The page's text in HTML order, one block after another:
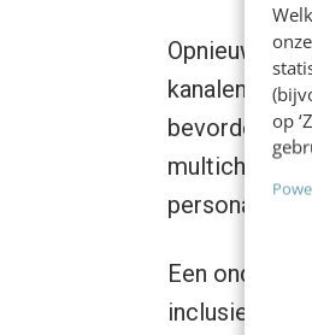
op
Opnieuw
kanalen
bevorderen.
Een
inclusief